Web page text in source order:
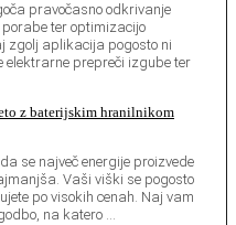
pravočasno odkrivanje
ter optimizacijo
zgolj aplikacija pogosto ni
elektrarne prepreči izgube ter
z baterijskim hranilnikom
se največ energije proizvede
Vaši viški se pogosto
po visokih cenah. Naj vam
na katero …